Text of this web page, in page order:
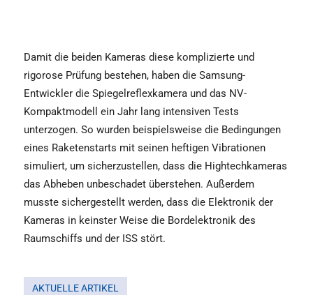
Damit die beiden Kameras diese komplizierte und
rigorose Prüfung bestehen, haben die Samsung-
Entwickler die Spiegelreflexkamera und das NV-
Kompaktmodell ein Jahr lang intensiven Tests
unterzogen. So wurden beispielsweise die Bedingungen
eines Raketenstarts mit seinen heftigen Vibrationen
simuliert, um sicherzustellen, dass die Hightechkameras
das Abheben unbeschadet überstehen. Außerdem
musste sichergestellt werden, dass die Elektronik der
Kameras in keinster Weise die Bordelektronik des
Raumschiffs und der ISS stört.
AKTUELLE ARTIKEL